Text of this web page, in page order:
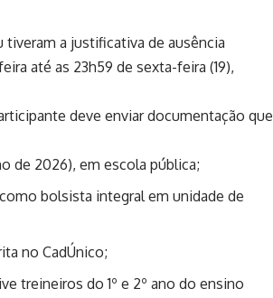
a justificativa de ausência
até as 23h59 de sexta-feira (19),
deve enviar documentação que
de 2026), em escola pública;
bolsista integral em unidade de
no CadÚnico;
treineiros do 1º e 2º ano do ensino